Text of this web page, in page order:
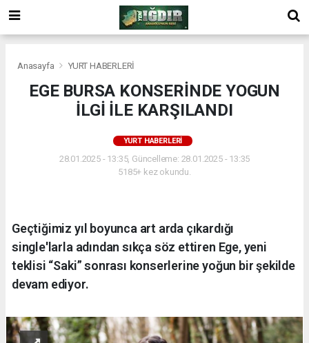
Anasayfa YURT HABERLERİ
EGE BURSA KONSERİNDE YOGUN
İLGİ İLE KARŞILANDI
YURT HABERLERİ
28.01.2025 - 13:35, Güncelleme: 28.01.2025 - 13:35
5185+ kez okundu.
Geçtiğimiz yıl boyunca art arda çıkardığı
single'larla adından sıkça söz ettiren Ege, yeni
teklisi “Saki” sonrası konserlerine yoğun bir şekilde
devam ediyor.